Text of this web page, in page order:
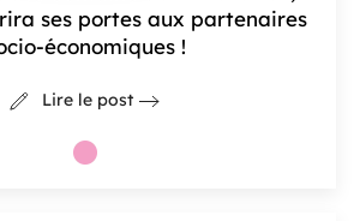
ses portes aux partenaires
économiques !
Lire le post